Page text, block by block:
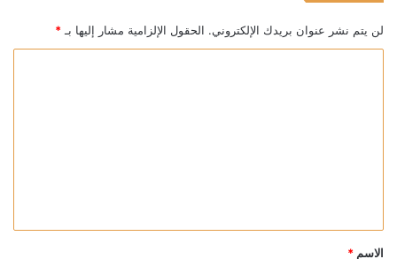
لن يتم نشر عنوان بريدك الإلكتروني. الحقول الإلزامية مشار إليها بـ *
*
الاسم *